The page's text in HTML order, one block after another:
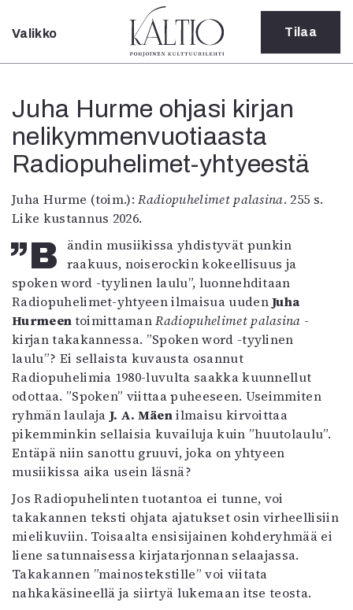
Sulje
Verkkoartikkeli
Teatteri
Tanssi
Tanssi
Sámegillii
Pääkirjoitus
Paperilehdestä
Oulu2026
Näyttelyt
Musiikki
Levyt
Kuvataide
Kirjat
In English
Esitystaide
Arkisto
Lehdet
2–3/2026
1/2026
6/2025
5/2025 saame
5/2025
Lehtiarkisto
Valikko Tilaa
Juha Hurme ohjasi kirjan
nelikymmenvuotiaasta
Radiopuhelimet-yhtyeestä
Juha Hurme (toim.):Radiopuhelimet palasina. 255 s.
Like kustannus 2026.
”Bändin musiikissa yhdistyvät punkin raakuus, noiserockin kokeellisuus ja
spoken word -tyylinen laulu”, luonnehditaan
Radiopuhelimet-yhtyeen ilmaisua uudenJuha
HurmeentoimittamanRadiopuhelimet palasina -
kirjan takakannessa. ”Spoken word -tyylinen
laulu”? Ei sellaista kuvausta osannut
Radiopuhelimia 1980-luvulta saakka kuunnellut
odottaa. ”Spoken” viittaa puheeseen. Useimmiten
ryhmän laulaja J. A. Mäenilmaisu kirvoittaa
pikemminkin sellaisia kuvailuja kuin ”huutolaulu”.
Entäpä niin sanottu gruuvi, joka on yhtyeen
musiikissa aika usein läsnä?
Jos Radiopuhelinten tuotantoa ei tunne, voi
takakannen teksti ohjata ajatukset osin virheellisiin
mielikuviin. Toisaalta ensisijainen kohderyhmää ei
liene satunnaisessa kirjatarjonnan selaajassa.
Takakannen ”mainostekstille” voi viitata
nahkakäsineellä ja siirtyä lukemaan itse teosta.